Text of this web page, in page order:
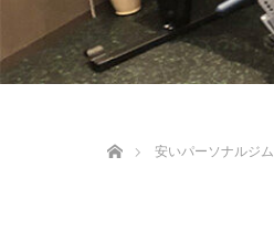
安いパーソナルジム